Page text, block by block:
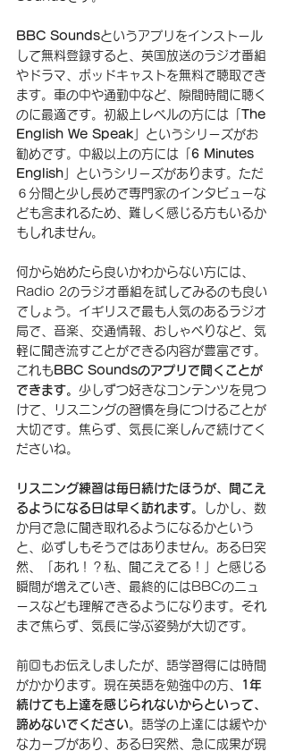
BBC Soundsというアプリをインストール
して無料登録すると、英国放送のラジオ番組
やドラマ、ポッドキャストを無料で聴取でき
ます。車の中や通勤中など、隙間時間に聴く
のに最適です。初級上レベルの方には「 The
English We Speak 」というシリーズがお
勧めです。中級以上の方には「 6 Minutes
English 」というシリーズがあります。ただ
６分間と少し長めで専門家のインタビューな
ども含まれるため、難しく感じる方もいるか
もしれません。
何から始めたら良いかわからない方には、
Radio 2のラジオ番組を試してみるのも良い
でしょう。イギリスで最も人気のあるラジオ
局で、音楽、交通情報、おしゃべりなど、気
軽に聞き流すことができる内容が豊富です。
これも BBC Soundsのアプリで聞くことが
できます。 少しずつ好きなコンテンツを見つ
けて、リスニングの習慣を身につけることが
大切です。焦らず、気長に楽しんで続けてく
ださいね。
リスニング練習は毎日続けたほうが、聞こえ
るようになる日は早く訪れます。
しかし、数
か月で急に聞き取れるようになるかという
と、必ずしもそうではありません。ある日突
然、「あれ！？私、聞こえてる！」と感じる
瞬間が増えていき、最終的にはBBCのニュ
ースなども理解できるようになります。それ
まで焦らず、気長に学ぶ姿勢が大切です。
前回もお伝えしましたが、語学習得には時間
がかかります。現在英語を勉強中の方、
1年
続けても上達を感じられないからといって、
諦めないでください。語学の上達には緩やか
なカーブがあり、ある日突然、急に成果が現